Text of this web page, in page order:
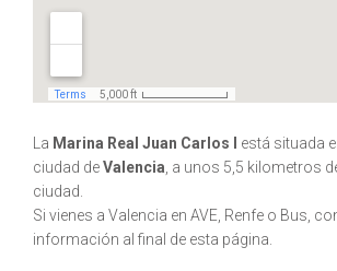
La Marina Real Juan Carlos I
está situada
ciudad deValencia, a unos 5,5 kilometros
ciudad.
Si vienes a Valencia en AVE, Renfe o Bus,
información al final de esta página.